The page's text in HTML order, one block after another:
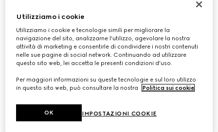
Cintura con fibbia Incrocio GG
€ 395
Variante GG supreme
Utilizziamo i cookie
Utilizziamo i cookie e tecnologie simili per migliorare la
navigazione del sito, analizzarne l'utilizzo, agevolare la nostra
attività di marketing e consentirle di condividere i nostri contenuti
nelle sue pagine di social network. Continuando ad utilizzare
questo sito web, lei accetta le presenti condizioni d'uso.
Per maggiori informazioni su queste tecnologie e sul loro utilizzo
in questo sito web, può consultare la nostra
Politica sui cookie
IMPOSTAZIONI COOKIE
OK